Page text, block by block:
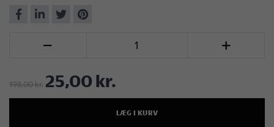
Del
Del
Del Del
 
198,00 kr. 25,00 kr.
LÆG I KURV